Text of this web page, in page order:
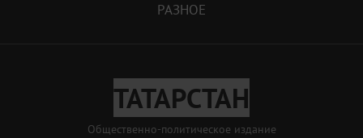
РАЗНОЕ
ТАТАРСТАН
Общественно-политическое издание